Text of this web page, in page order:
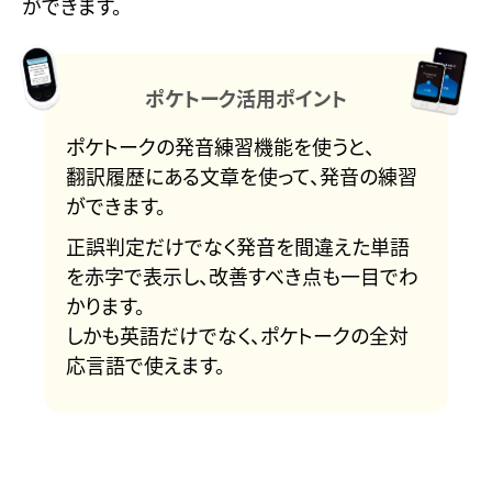
ポケトーク活用ポイント
ポケトークの発音練習機能を使うと、
翻訳履歴にある文章を使って、発音の練習
ができます。
正誤判定だけでなく発音を間違えた単語
を赤字で表示し、改善すべき点も一目でわ
かります。
しかも英語だけでなく、ポケトークの全対
応言語で使えます。